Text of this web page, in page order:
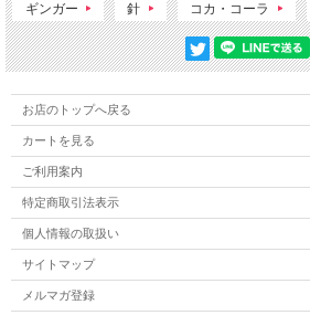
ギンガー 針 コカ・コーラ
お店のトップへ戻る
カートを見る
ご利用案内
特定商取引法表示
個人情報の取扱い
サイトマップ
メルマガ登録